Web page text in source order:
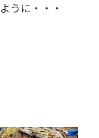
うに・・・